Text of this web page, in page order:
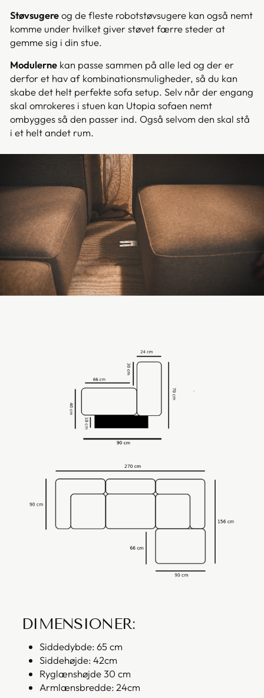
Støvsugereog de fleste robotstøvsugere kan også nemt
komme under hvilket giver støvet færre steder at
gemme sig i din stue.
Modulerne kan passe sammen på alle led og der er
derfor et hav af kombinationsmuligheder, så du kan
skabe det helt perfekte sofa setup. Selv når der engang
skal omrokeres i stuen kan Utopia sofaen nemt
ombygges så den passer ind. Også selvom den skal stå
i et helt andet rum.
DIMENSIONER:
Siddedybde: 65 cm
Siddehøjde: 42cm
Ryglænshøjde 30 cm
Armlænsbredde: 24cm